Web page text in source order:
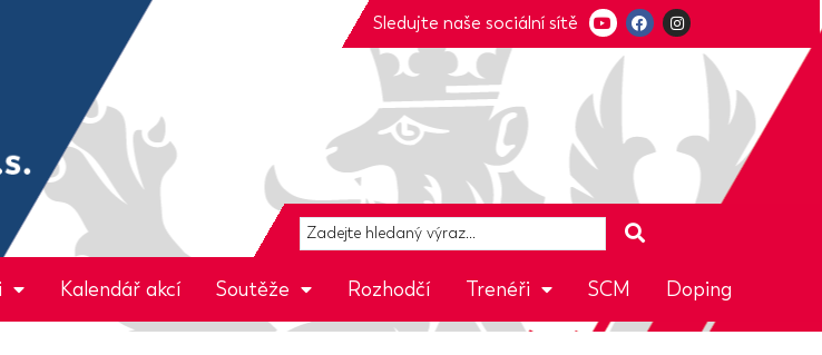
Sledujte naše sociální sítě
Kalendář akcí Soutěže Rozhodčí Trenéři SCM Doping